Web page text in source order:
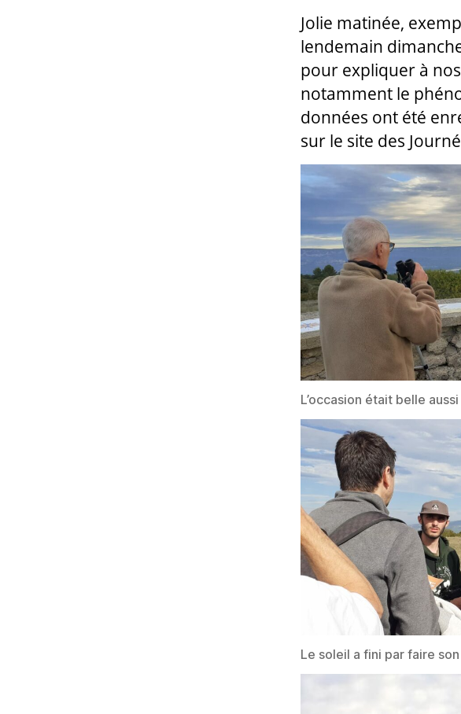
Jolie matinée,
lendemain
pour expliquer à
notamment le
données ont été
sur le site des
L’occasion était belle
Le soleil a fini par faire